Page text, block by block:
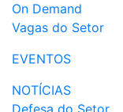
On Demand
Vagas do Setor
EVENTOS
NOTÍCIAS
Defesa do Setor